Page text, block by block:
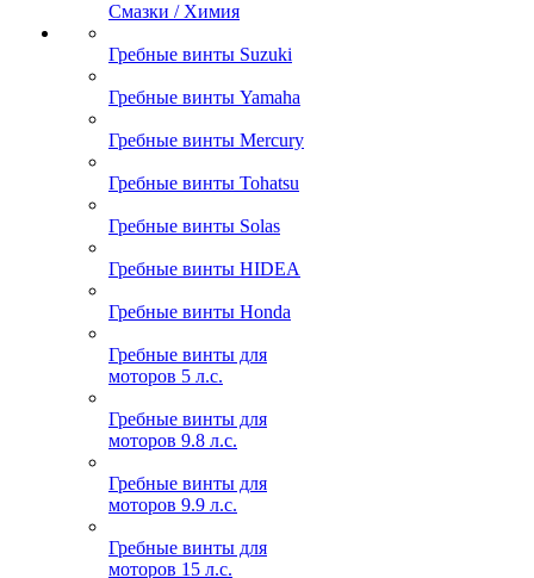
Смазки / Химия
Гребные винты Suzuki
Гребные винты Yamaha
Гребные винты Mercury
Гребные винты Tohatsu
Гребные винты Solas
Гребные винты HIDEA
Гребные винты Honda
Гребные винты для
моторов 5 л.с.
Гребные винты для
моторов 9.8 л.с.
Гребные винты для
моторов 9.9 л.с.
Гребные винты для
моторов 15 л.с.